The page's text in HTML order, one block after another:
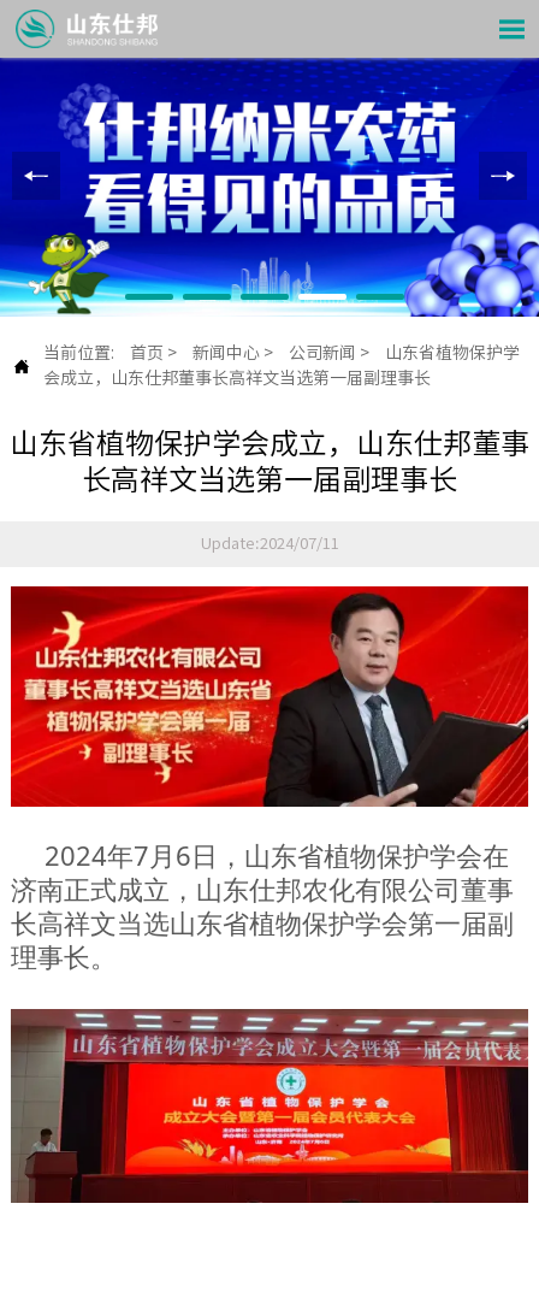


当前位置: 首页 > 新闻中心 > 公司新闻 >
山东省植物保护学
会成立，山东仕邦董事长高祥文当选第一届副理事长
山东省植物保护学会成立，山东仕邦董事
长高祥文当选第一届副理事长
Update:2024/07/11
2024年7月6日，山东省植物保护学会在
济南正式成立，山东仕邦农化有限公司董事
长高祥文当选山东省植物保护学会第一届副
理事长。